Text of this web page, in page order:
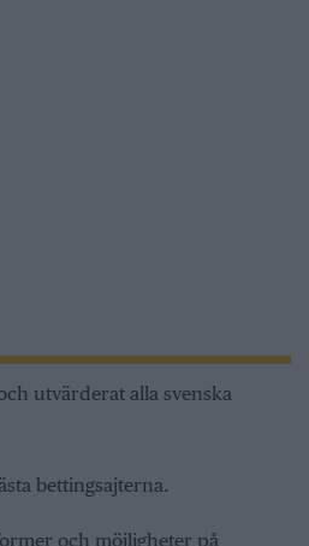
utvärderat alla svenska
bettingsajterna.
och möjligheter på